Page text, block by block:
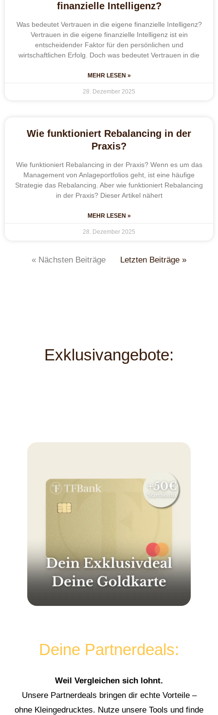
finanzielle Intelligenz?
Was bedeutet Vertrauen in die eigene finanzielle Intelligenz?
Vertrauen in die eigene finanzielle Intelligenz ist ein
entscheidender Faktor für den persönlichen und
wirtschaftlichen Erfolg. Doch was bedeutet Vertrauen in die
MEHR LESEN »
28. Dezember 2025
Wie funktioniert Rebalancing in der
Praxis?
Wie funktioniert Rebalancing in der Praxis? Wenn es um das
Management von Anlageportfolios geht, ist eine häufige
Strategie das Rebalancing. Aber wie funktioniert Rebalancing
in der Praxis? Dieser Artikel nähert
MEHR LESEN »
28. Dezember 2025
« Nächsten Beiträge Letzten Beiträge »
Exklusivangebote:
Deine Partnerdeals:
Weil Vergleichen sich lohnt.
Unsere Partnerdeals bringen dir echte Vorteile –
ohne Kleingedrucktes. Nutze unsere Tools und finde